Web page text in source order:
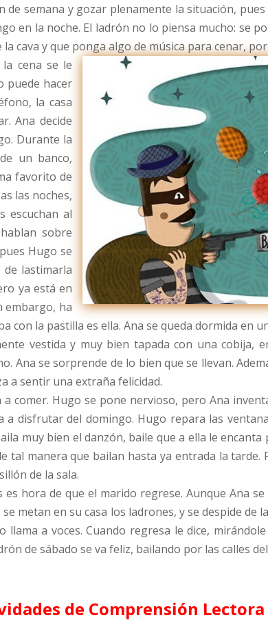
de semana y gozar plenamente la situación,
en la noche. El ladrón no lo piensa mucho: se
cava y que ponga algo de música para cenar,
cena se le
puede hacer
la casa
Ana decide
Durante la
un banco,
favorito de
las noches,
escuchan al
sobre
Hugo se
lastimarla
ya está en
embargo, ha
con la pastilla es ella. Ana se queda dormida en
vestida y muy bien tapada con una cobija,
Ana se sorprende de lo bien que se llevan.
a sentir una extraña felicidad.
comer. Hugo se pone nervioso, pero Ana
a disfrutar del domingo. Hugo repara las
muy bien el danzón, baile que a ella le
tal manera que bailan hasta ya entrada la tarde.
de la sala.
hora de que el marido regrese. Aunque Ana
metan en su casa los ladrones, y se despide de
llama a voces. Cuando regresa le dice,
de sábado se va feliz, bailando por las calles
de Comprensión Lectora